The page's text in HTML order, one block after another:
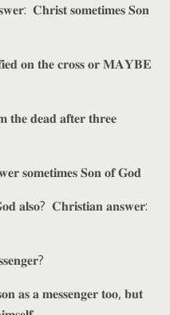
𝐂𝐡𝐫𝐢𝐬𝐭 𝐬𝐨𝐦𝐞𝐭𝐢𝐦𝐞𝐬 𝐒𝐨𝐧
𝐨𝐧 𝐭𝐡𝐞 𝐜𝐫𝐨𝐬𝐬 𝐨𝐫 𝐌𝐀𝐘𝐁𝐄
𝐝𝐞𝐚𝐝 𝐚𝐟𝐭𝐞𝐫 𝐭𝐡𝐫𝐞𝐞
𝐬𝐨𝐦𝐞𝐭𝐢𝐦𝐞𝐬 𝐒𝐨𝐧 𝐨𝐟 𝐆𝐨𝐝
𝐚𝐥𝐬𝐨? 𝐂𝐡𝐫𝐢𝐬𝐭𝐢𝐚𝐧 𝐚𝐧𝐬𝐰𝐞𝐫:
𝐚𝐬 𝐚 𝐦𝐞𝐬𝐬𝐞𝐧𝐠𝐞𝐫 𝐭𝐨𝐨, 𝐛𝐮𝐭